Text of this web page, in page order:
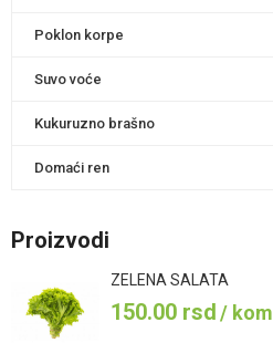
Poklon korpe
Suvo voće
Kukuruzno brašno
Domaći ren
Proizvodi
ZELENA SALATA
150.00 rsd/ kom